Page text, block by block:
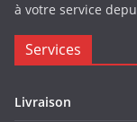
à votre service
Services
Livraison